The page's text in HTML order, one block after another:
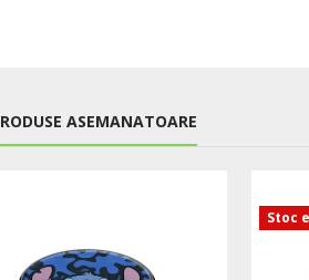
ASEMANATOARE
Stoc